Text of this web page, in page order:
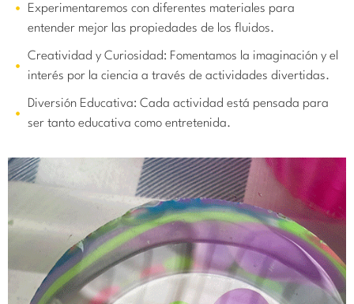
Experimentaremos con diferentes materiales para
entender mejor las propiedades de los fluidos.
Creatividad y Curiosidad: Fomentamos la imaginación y el
interés por la ciencia a través de actividades divertidas.
Diversión Educativa: Cada actividad está pensada para
ser tanto educativa como entretenida.